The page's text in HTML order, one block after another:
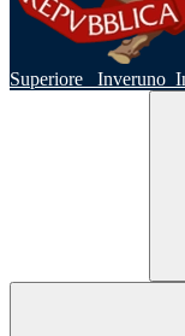
Superiore
Inveruno